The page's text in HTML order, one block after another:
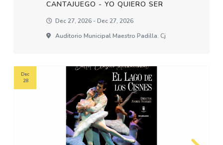
CANTAJUEGO - YO QUIERO SER
Dec 27, 2026 - Dec 27, 2026
Auditorio Municipal Maestro Padilla. Cj
Dec
28